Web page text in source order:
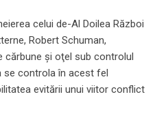
celui de-Al Doilea Război
Robert Schuman,
cărbune şi oţel sub controlul
se controla în acest fel
evitării unui viitor conflict